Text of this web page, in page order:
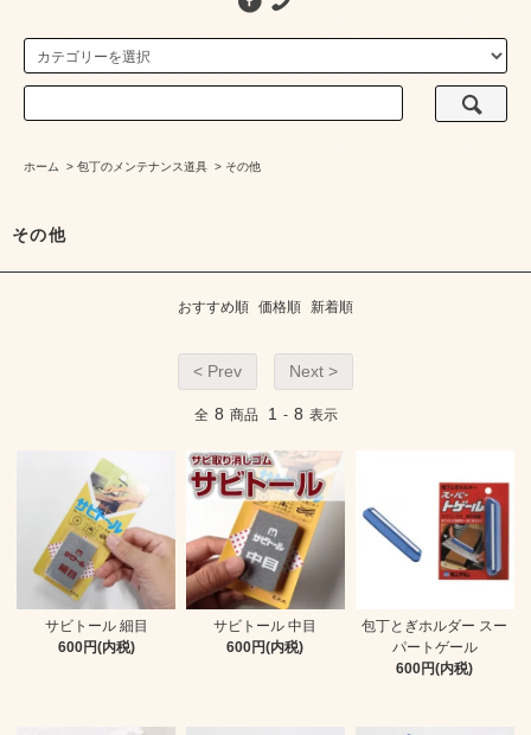
ホーム > 包丁のメンテナンス道具 > その他
その他
おすすめ順 価格順 新着順
< Prev Next >
全 8 商品 1 - 8 表示
サビトール 細目
600円(内税)
サビトール 中目
600円(内税)
包丁とぎホルダー スー
パートゲール
600円(内税)